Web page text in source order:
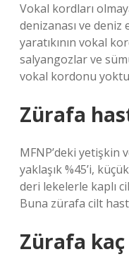
Vokal kordları
denizanası ve
yaratıkının vokal
salyangozlar ve
vokal kordonu
Zürafa
MFNP’deki yetişkin
yaklaşık %45’i,
deri lekelerle kaplı
Buna zürafa cilt
Zürafa kaç